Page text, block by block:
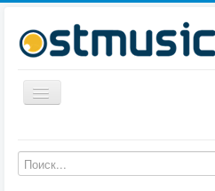
Включить/выключить навигацию
Музыка из мультфильмов